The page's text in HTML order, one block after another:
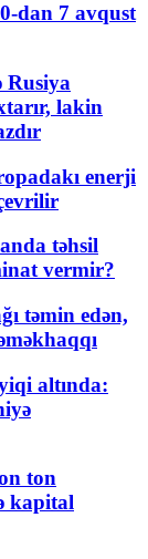
dan 7 avqust
Rusiya
lakin
enerji
təhsil
vermir?
təmin edən,
altında:
ton
kapital